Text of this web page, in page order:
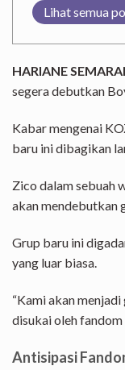
Lihat semua
HARIANE
segera debutkan
Kabar mengenai
baru ini dibagikan
Zico dalam sebuah
akan mendebutkan
Grup baru ini
yang luar biasa.
“Kami akan
disukai oleh
Antisipasi